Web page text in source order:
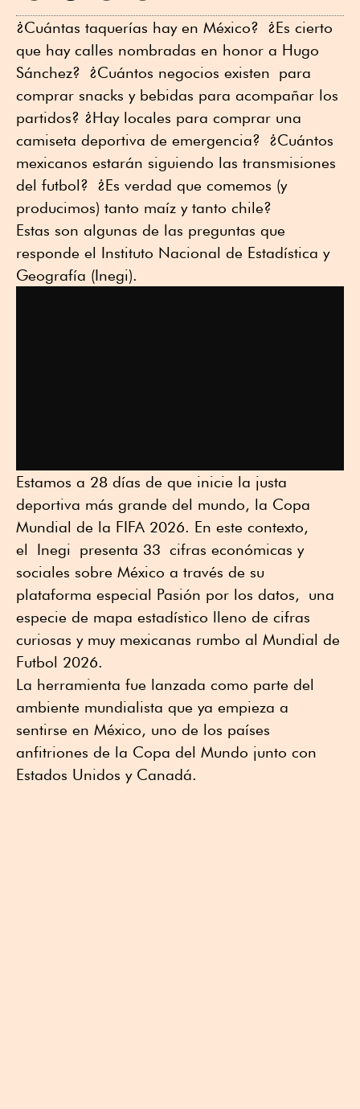
¿Cuántas taquerías hay en México? ¿Es cierto
que hay calles nombradas en honor a Hugo
Sánchez? ¿Cuántos negocios existen para
comprar snacks y bebidas para acompañar los
partidos? ¿Hay locales para comprar una
camiseta deportiva de emergencia? ¿Cuántos
mexicanos estarán siguiendo las transmisiones
del futbol? ¿Es verdad que comemos (y
producimos) tanto maíz y tanto chile?
Estas son algunas de las preguntas que
responde el Instituto Nacional de Estadística y
Geografía (Inegi).
Estamos a 28 días de que inicie la justa
deportiva más grande del mundo, la Copa
Mundial de la FIFA 2026. En este contexto,
el
Inegi presenta 33 cifras económicas y
sociales sobre México a través de su
plataforma especial Pasión por los datos, una
especie de mapa estadístico lleno de cifras
curiosas y muy mexicanas rumbo al Mundial de
Futbol 2026.
La herramienta fue lanzada como parte del
ambiente mundialista que ya empieza a
sentirse en México, uno de los países
anfitriones de la Copa del Mundo junto con
Estados Unidos y Canadá.